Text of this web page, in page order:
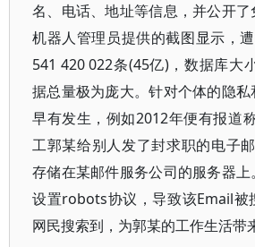
名、电话、地址等信息，并公开
机器人管理员提供的截图显示，
541 420 022条(45亿)，数据库大
据总量极为庞大。针对个体的隐
早有发生，例如2012年便有报道
工郭某给别人发了封求职的电子
存储在某邮件服务公司的服务器
设置robots协议，导致该Email被
网民搜索到，为郭某的工作生活带